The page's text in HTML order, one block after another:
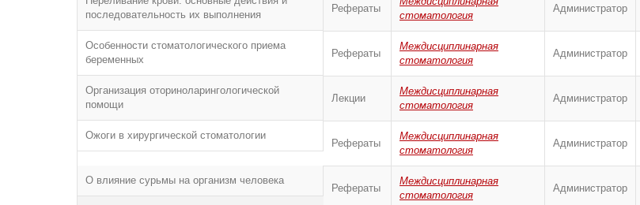
последовательность их выполнения
Рефераты
стоматология
Администратор
Особенности стоматологического приема
беременных
Рефераты
Междисциплинарная
стоматология
Администратор
Организация оториноларингологической
помощи
Лекции
Междисциплинарная
стоматология
Администратор
Ожоги в хирургической стоматологии
Рефераты
Междисциплинарная
стоматология
Администратор
О влияние сурьмы на организм человека
Рефераты
Междисциплинарная
стоматология
Администратор